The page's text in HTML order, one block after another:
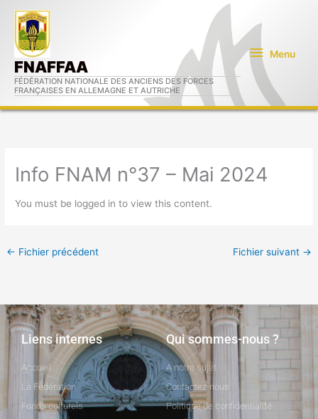
contenu
FNAFFAA
FÉDÉRATION NATIONALE DES ANCIENS DES FORCES
FRANÇAISES EN ALLEMAGNE ET AUTRICHE
Menu
Info FNAM n°37 – Mai 2024
You must be logged in to view this content.
← Fichier précédent Fichier suivant →
Liens internes
Accueil
La Fédération
Fonds culturels
Qui sommes-nous ?
A notre sujet
Contactez-nous
Politique de confidentialité